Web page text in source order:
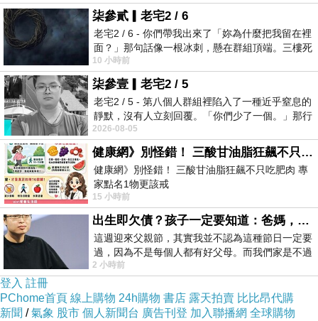
的馬頭山傾倒一大堆爐渣，請問劉部長、吳署
長，你們要做何解釋？
這三年來，鄭孟洳收受茂楠土木包工業和翔新工
程公司50萬元政治獻金，她自己心裡不是沒有
數！這幾個民進黨高雄市議員全部護航她一個
人，民進黨高雄市黨部的人員卻是對她一再的包
庇，一個叫做Wecare高雄的罷韓團體到底是
Care了什麼？我看根本是Wecare財團吧！韓國
瑜在當高雄市長之後，對於陳菊在高雄市長任期
所發生的不肖廠商業者在大旗美地區盜採砂石、
傾倒廢棄物，他老早就解決了！為什麼韓國瑜被
罷免、陳其邁上任之後，會發生同一件事情？是
誰造成的？就是你們民進黨造成的！
我誠摯希望劉部長、吳署長，關於那些不肖廠商
業者在大旗美地區盜採砂石、傾倒廢棄物這件事
柒參貳▎老宅2 / 6
老宅2 / 6 - 你們帶我出來了「妳為什麼把我留在裡
面？」那句話像一根冰刺，懸在群組頂端。三樓死
死盯著照片裡的人。那個人確實站在
10 小時前
柒參壹▎老宅2 / 5
老宅2 / 5 - 第八個人群組裡陷入了一種近乎窒息的
靜默，沒有人立刻回覆。「你們少了一個。」那行
字像一顆冰冷的鐵釘，硬生生刺進螢
2026-08-05
健康網》別怪錯！ 三酸甘油脂狂飆不只吃肥肉 專家點名1物更該戒
健康網》別怪錯！ 三酸甘油脂狂飆不只吃肥肉 專
家點名1物更該戒
https://health.ltn.com.tw/article/breakingnews/
15 小時前
出生即欠債？孩子一定要知道：爸媽，其實我不欠你們
這週迎來父親節，其實我並不認為這種節日一定要
過，因為不是每個人都有好父母。而我們家是不過
節的，平時也沒什麼儀式感，生活趨近冷
2 小時前
登入 註冊
PChome首頁 線上購物 24h購物 書店 露天拍賣 比比昂代購
新聞 /氣象 股市 個人新聞台 廣告刊登 加入聯播網 全球購物